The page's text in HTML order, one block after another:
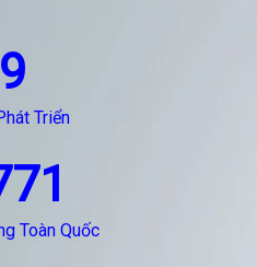
9
Triển
Toàn Quốc